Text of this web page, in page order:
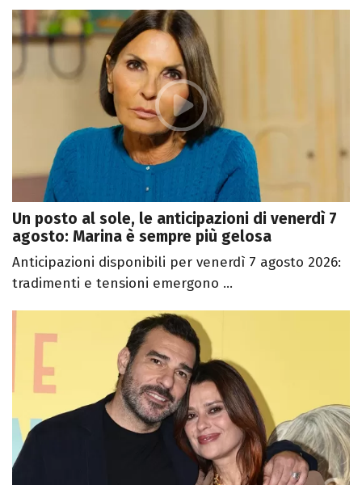
Un posto al sole, le anticipazioni di venerdì 7
agosto: Marina è sempre più gelosa
Anticipazioni disponibili per venerdì 7 agosto 2026:
tradimenti e tensioni emergono ...